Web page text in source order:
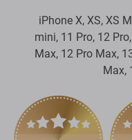
iPhone X, XS, XS
mini, 11 Pro, 12
Max, 12 Pro Max,
Max,